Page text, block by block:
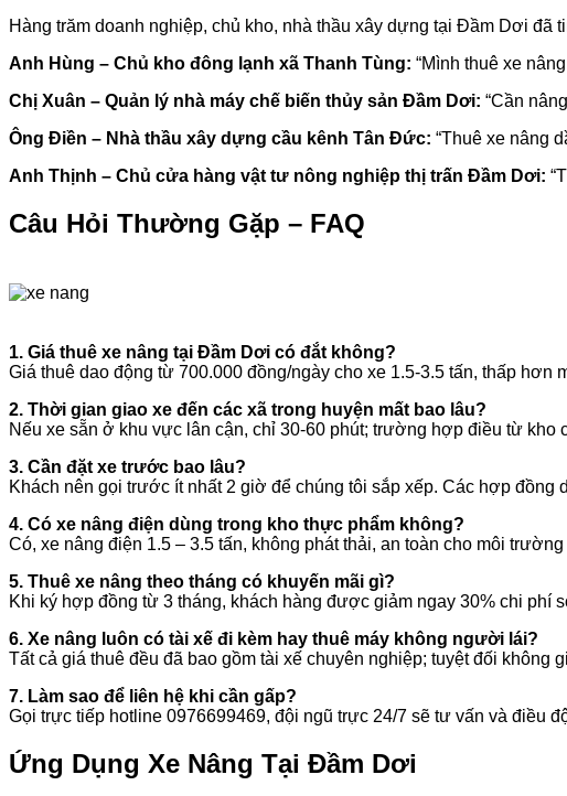
Hàng trăm doanh nghiệp, chủ kho, nhà thầu xây dựng tại Đầm Dơi
Anh Hùng – Chủ kho đông lạnh xã Thanh Tùng: “Mình thuê xe
Chị Xuân – Quản lý nhà máy chế biến thủy sản Đầm Dơi: “Cần
Ông Điền – Nhà thầu xây dựng cầu kênh Tân Đức: “Thuê xe nâng
Anh Thịnh – Chủ cửa hàng vật tư nông nghiệp thị trấn Đầm Dơi:
Câu Hỏi Thường Gặp – FAQ
1. Giá thuê xe nâng tại Đầm Dơi có đắt không?
Giá thuê dao động từ 700.000 đồng/ngày cho xe 1.5-3.5 tấn, thấp
2. Thời gian giao xe đến các xã trong huyện mất bao lâu?
Nếu xe sẵn ở khu vực lân cận, chỉ 30-60 phút; trường hợp điều từ kho
3. Cần đặt xe trước bao lâu?
Khách nên gọi trước ít nhất 2 giờ để chúng tôi sắp xếp. Các hợp đồng
4. Có xe nâng điện dùng trong kho thực phẩm không?
Có, xe nâng điện 1.5 – 3.5 tấn, không phát thải, an toàn cho môi
5. Thuê xe nâng theo tháng có khuyến mãi gì?
Khi ký hợp đồng từ 3 tháng, khách hàng được giảm ngay 30% chi phí
6. Xe nâng luôn có tài xế đi kèm hay thuê máy không người lái?
Tất cả giá thuê đều đã bao gồm tài xế chuyên nghiệp; tuyệt đối không
7. Làm sao để liên hệ khi cần gấp?
Gọi trực tiếp hotline 0976699469, đội ngũ trực 24/7 sẽ tư vấn và điều
Ứng Dụng Xe Nâng Tại Đầm Dơi